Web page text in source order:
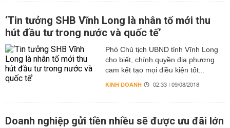
‘Tin tưởng SHB Vĩnh Long là nhân tố mới thu
hút đầu tư trong nước và quốc tế’
Phó Chủ tịch UBND tỉnh Vĩnh Long
cho biết, chính quyền địa phương
cam kết tạo mọi điều kiện tốt...
KINH DOANH 02:33 | 09/08/2018
Doanh nghiệp gửi tiền nhiều sẽ được ưu đãi lớn